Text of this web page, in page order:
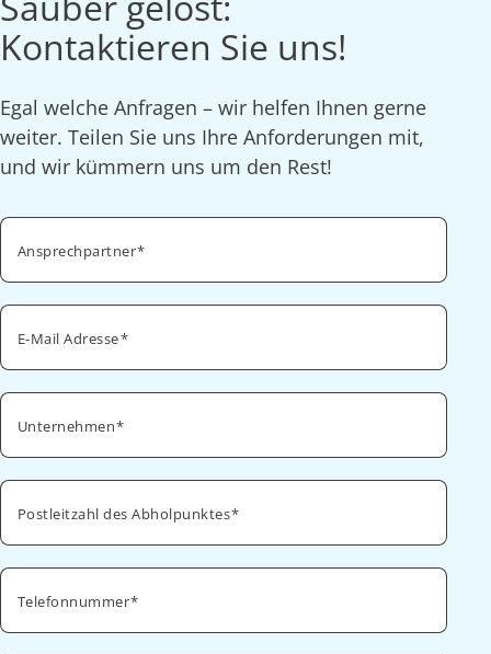
Kontaktieren Sie uns!
Egal welche Anfragen – wir helfen Ihnen gerne
weiter. Teilen Sie uns Ihre Anforderungen mit,
und wir kümmern uns um den Rest!
Ansprechpartner
E-Mail Adresse
Unternehmen
Postleitzahl des Abholpunktes
Telefonnummer